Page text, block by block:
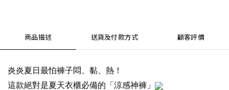
商品描述 送貨及付款方式 顧客評價
炎炎夏日最怕褲子悶、黏、熱！
這款絕對是夏天衣櫃必備的「涼感神褲」